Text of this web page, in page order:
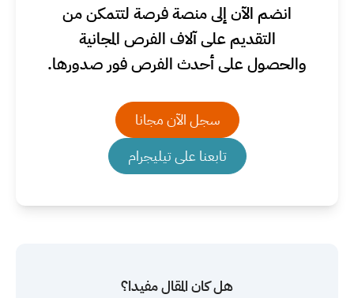
انضم الآن إلى منصة فرصة لتتمكن من
التقديم على آلاف الفرص المجانية
والحصول على أحدث الفرص فور صدورها.
سجل الآن مجانا
تابعنا على تيليجرام
هل كان المقال مفيدا؟